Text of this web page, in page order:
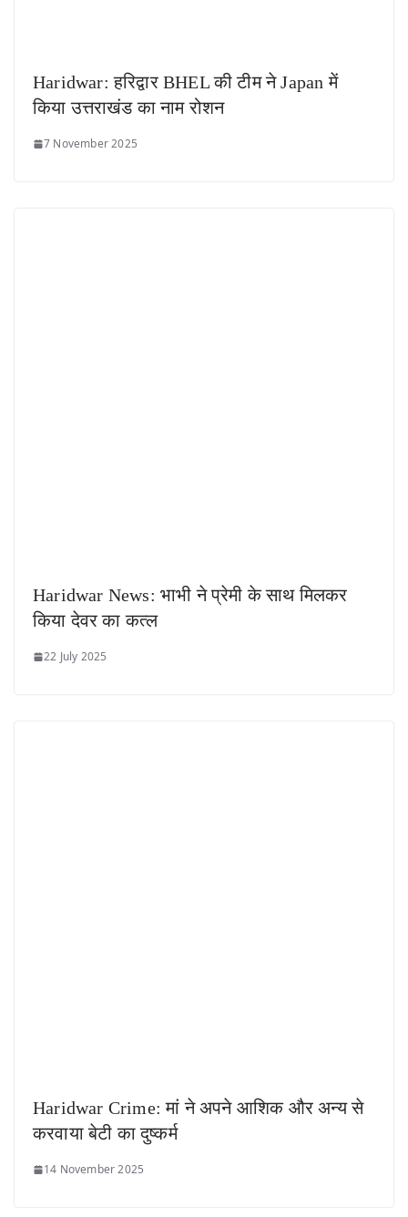
Haridwar: हरिद्वार BHEL की टीम ने Japan में
किया उत्तराखंड का नाम रोशन
7 November 2025
Haridwar News: भाभी ने प्रेमी के साथ मिलकर
किया देवर का कत्ल
22 July 2025
Haridwar Crime: मां ने अपने आशिक और अन्य से
करवाया बेटी का दुष्कर्म
14 November 2025